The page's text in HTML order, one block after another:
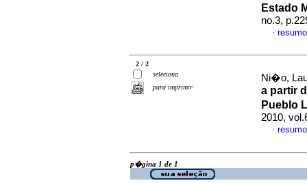
Estado
no.3,
·
2 / 2
seleciona
para imprimir
Ni�o,
a partir
Pueblo
2010,
·
p�gina 1 de 1